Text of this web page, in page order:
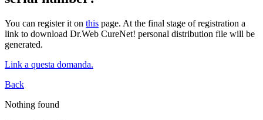
You can register it on this page. At the final stage of registration a
link to download Dr.Web CureNet! personal distribution file will be
generated.
Link a questa domanda.
Back
Nothing found